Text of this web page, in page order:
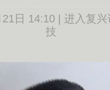
日 14:10 | 进入复兴
技